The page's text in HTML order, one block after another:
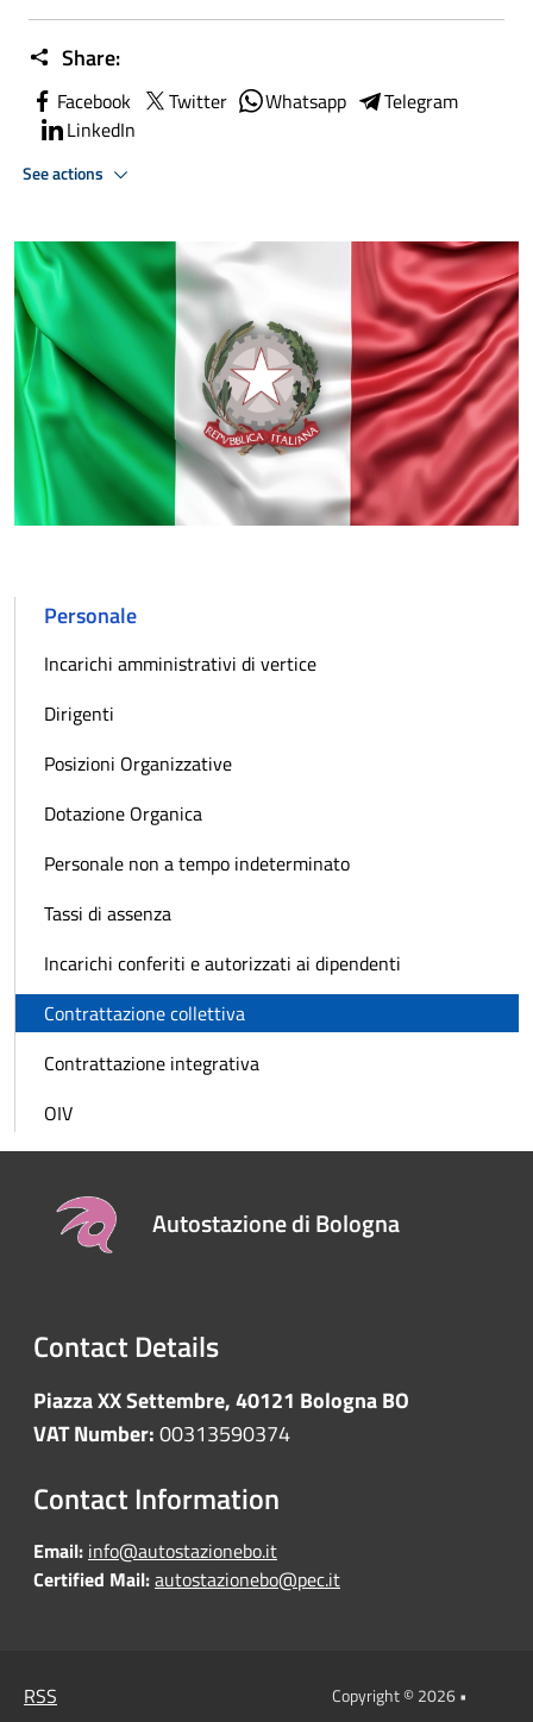
Share:
Facebook Twitter Whatsapp
Telegram
LinkedIn
See actions
Personale
Incarichi amministrativi di vertice
Dirigenti
Posizioni Organizzative
Dotazione Organica
Personale non a tempo indeterminato
Tassi di assenza
Incarichi conferiti e autorizzati ai dipendenti
Contrattazione collettiva
Contrattazione integrativa
OIV
Autostazione di Bologna
Contact Details
Piazza XX Settembre, 40121 Bologna BO
VAT Number:00313590374
Contact Information
Email: info@autostazionebo.it
Certified Mail:autostazionebo@pec.it
RSS
Copyright © 2026 •